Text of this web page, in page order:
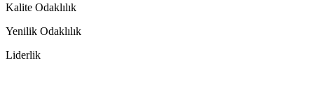
Kalite Odaklılık
Yenilik Odaklılık
Liderlik